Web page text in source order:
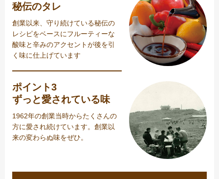
秘伝のタレ
創業以来、守り続けている秘伝の
レシピをベースにフルーティーな
酸味と辛みのアクセントが後を引
く味に仕上げています
ポイント3
ずっと愛されている味
1962年の創業当時からたくさんの
方に愛され続けています。創業以
来の変わらぬ味をぜひ。